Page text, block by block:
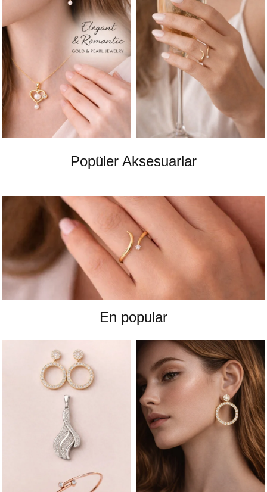
Popüler Aksesuarlar
En popular